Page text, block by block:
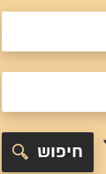
חיפוש